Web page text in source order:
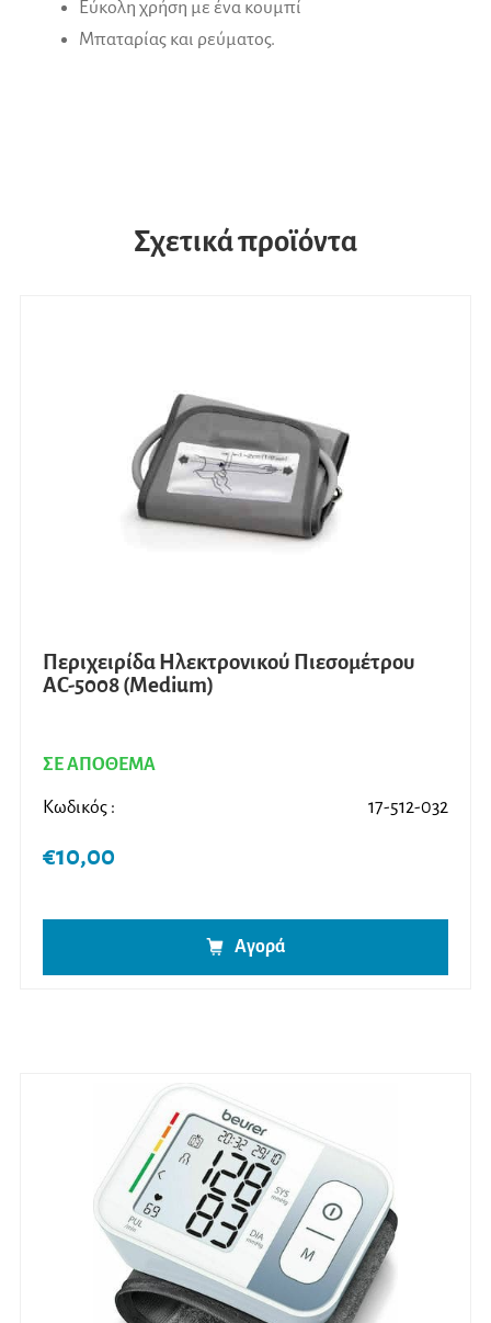
Εύκολη χρήση με ένα κουμπί
Μπαταρίας και ρεύματος.
Σχετικά προϊόντα
Περιχειρίδα Ηλεκτρονικού Πιεσομέτρου
AC-5008 (Medium)
ΣΕ ΑΠΟΘΕΜΑ
Κωδικός : 17-512-032
€10,00
Αγορά